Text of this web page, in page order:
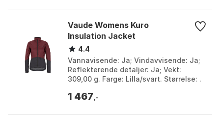
Vaude Womens Kuro
Insulation Jacket
4.4
Vannavisende: Ja; Vindavvisende: Ja;
Reflekterende detaljer: Ja; Vekt:
309,00 g. Farge: Lilla/svart. Størrelse: .
1 467 ,-